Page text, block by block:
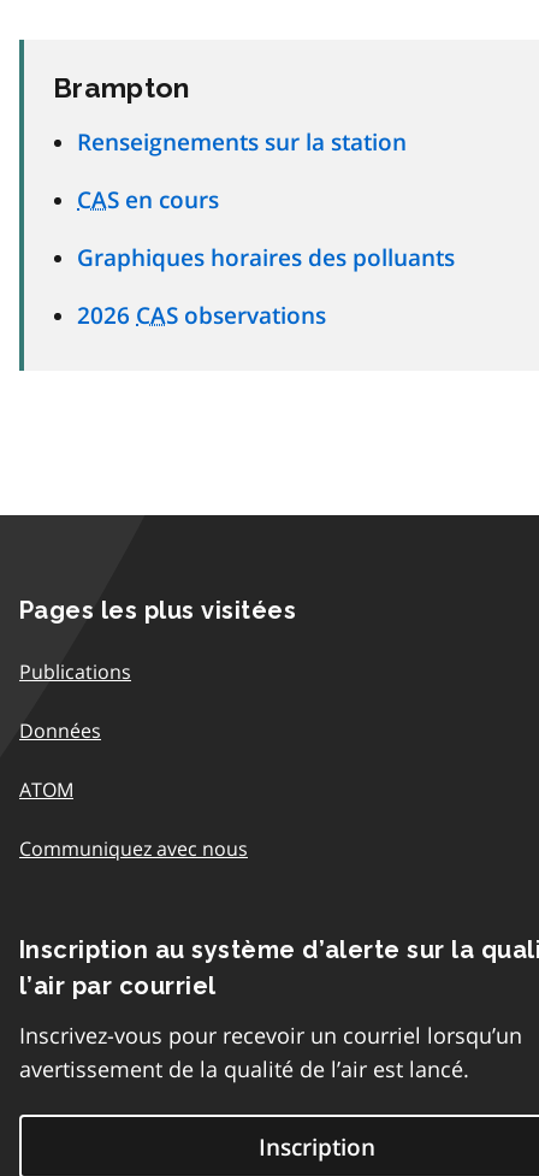
Brampton
Renseignements sur la station
CAS en cours
Graphiques horaires des polluants
2026 CAS observations
Pages les plus visitées
Publications
Données
ATOM
Communiquez avec nous
Inscription au système d’alerte sur la
l’air par courriel
Inscrivez-vous pour recevoir un courriel lorsqu’un
avertissement de la qualité de l’air est lancé.
Inscription